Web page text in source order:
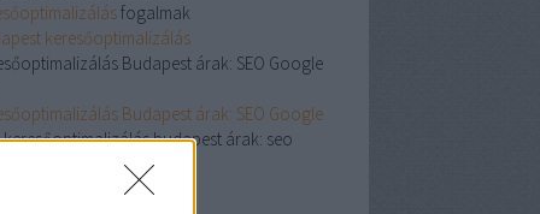
fogalmak
keresőoptimalizálás
Budapest árak: SEO Google
Budapest árak: SEO Google
keresőoptimalizálás budapest árak: seo
SEO Blog